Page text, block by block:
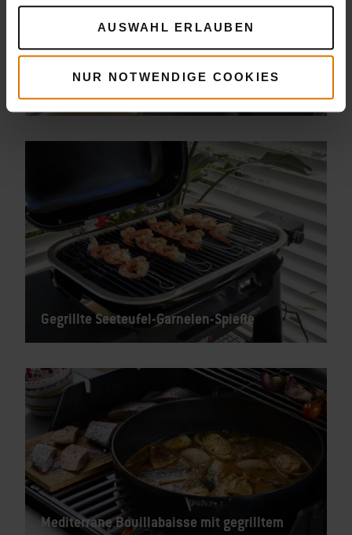
AUSWAHL ERLAUBEN
NUR NOTWENDIGE COOKIES
Gegrillte Seeteufel-Garnelen-Spieße
Mediterrane Bouillabaisse mit gegrilltem